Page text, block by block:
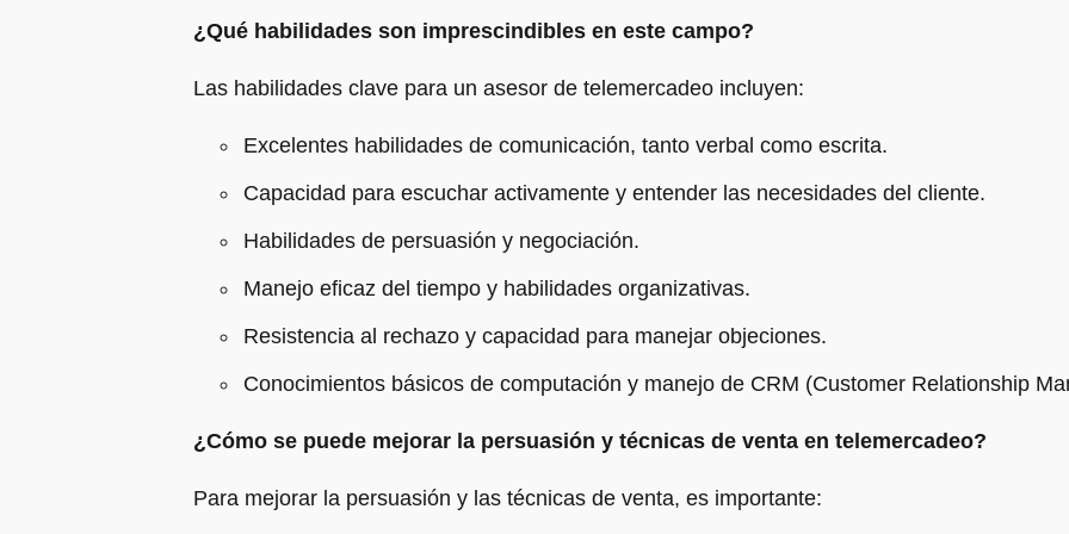
¿Qué habilidades son imprescindibles en este campo?
Las habilidades clave para un asesor de telemercadeo incluyen:
Excelentes habilidades de comunicación, tanto verbal como escrita.
Capacidad para escuchar activamente y entender las necesidades del cliente.
Habilidades de persuasión y negociación.
Manejo eficaz del tiempo y habilidades organizativas.
Resistencia al rechazo y capacidad para manejar objeciones.
Conocimientos básicos de computación y manejo de CRM (Customer Relationship
¿Cómo se puede mejorar la persuasión y técnicas de venta en telemercadeo?
Para mejorar la persuasión y las técnicas de venta, es importante: